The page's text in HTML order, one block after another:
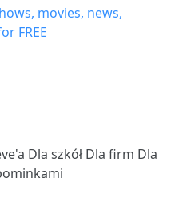
Dla szkół Dla firm Dla